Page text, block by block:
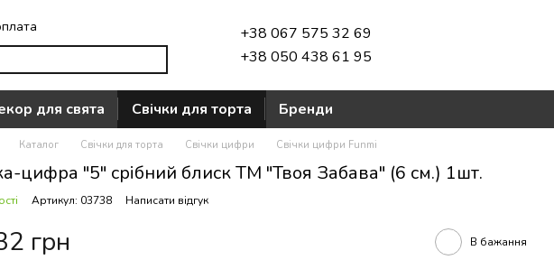
+38 067 575 32 69
+38 050 438 61 95
для свята Свічки для торта Бренди
Каталог Свічки для торта Свічки цифри Свічки цифри Funmi
цифра "5" срібний блиск ТМ "Твоя Забава" (6 см.) 1шт.
Артикул: 03738 Написати відгук
грн В бажання